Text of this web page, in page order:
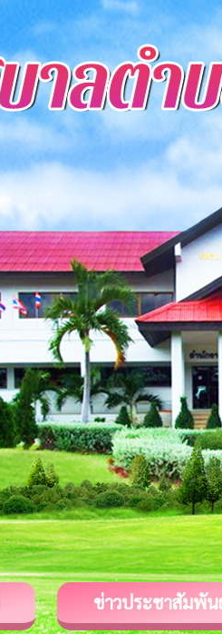
ข่าวประชาสัมพัน